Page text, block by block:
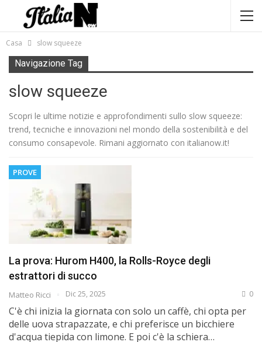
Casa slow squeeze
Navigazione Tag
slow squeeze
Scopri le ultime notizie e approfondimenti sullo slow squeeze:
trend, tecniche e innovazioni nel mondo della sostenibilità e del
consumo consapevole. Rimani aggiornato con italianow.it!
PROVE
La prova: Hurom H400, la Rolls-Royce degli
estrattori di succo
Matteo Ricci Dic 25, 2025 0
C'è chi inizia la giornata con solo un caffè, chi opta per
delle uova strapazzate, e chi preferisce un bicchiere
d'acqua tiepida con limone. E poi c'è la schiera…